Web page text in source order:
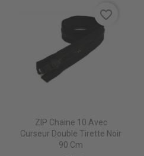
ZIP Chaine 10 Avec
Curseur Double Tirette Noir
90 Cm
favorite_border